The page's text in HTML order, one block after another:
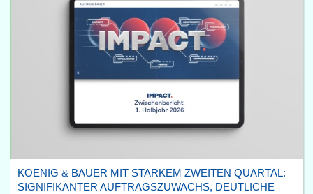
KOENIG & BAUER MIT STARKEM ZWEITEN QUARTAL:
SIGNIFIKANTER AUFTRAGSZUWACHS, DEUTLICHE